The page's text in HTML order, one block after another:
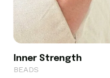
Inner Strength
BEADS